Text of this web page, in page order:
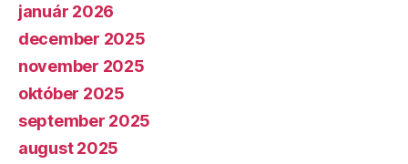
január 2026
december 2025
november 2025
október 2025
september 2025
august 2025